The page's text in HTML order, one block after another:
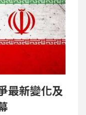
處境，中共越是
外，從過去的銅
境鎮壓」從未停
王占璽認
非香港官員的過
導人習近平當年
備獨立思考能力
具有北京背景的
最新變化及